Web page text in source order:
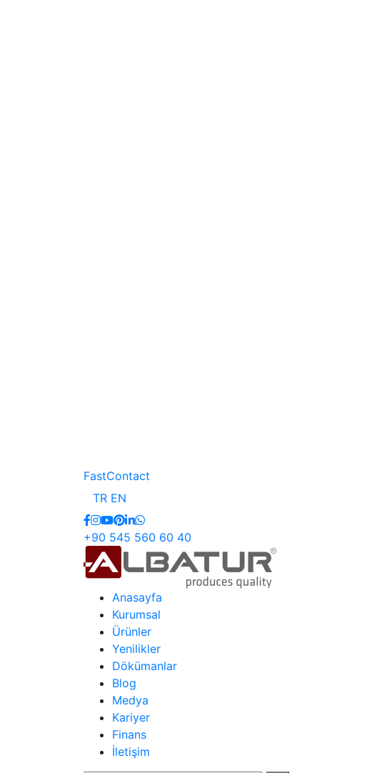
FastContact
TR EN
+90 545 560 60 40
Anasayfa
Kurumsal
Ürünler
Yenilikler
Dökümanlar
Blog
Medya
Kariyer
Finans
İletişim